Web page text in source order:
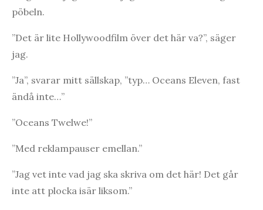
pöbeln.
”Det är lite Hollywoodfilm över det här va?”, säger
jag.
”Ja”, svarar mitt sällskap, ”typ… Oceans Eleven, fast
ändå inte…”
”Oceans Twelwe!”
”Med reklampauser emellan.”
”Jag vet inte vad jag ska skriva om det här! Det går
inte att plocka isär liksom.”